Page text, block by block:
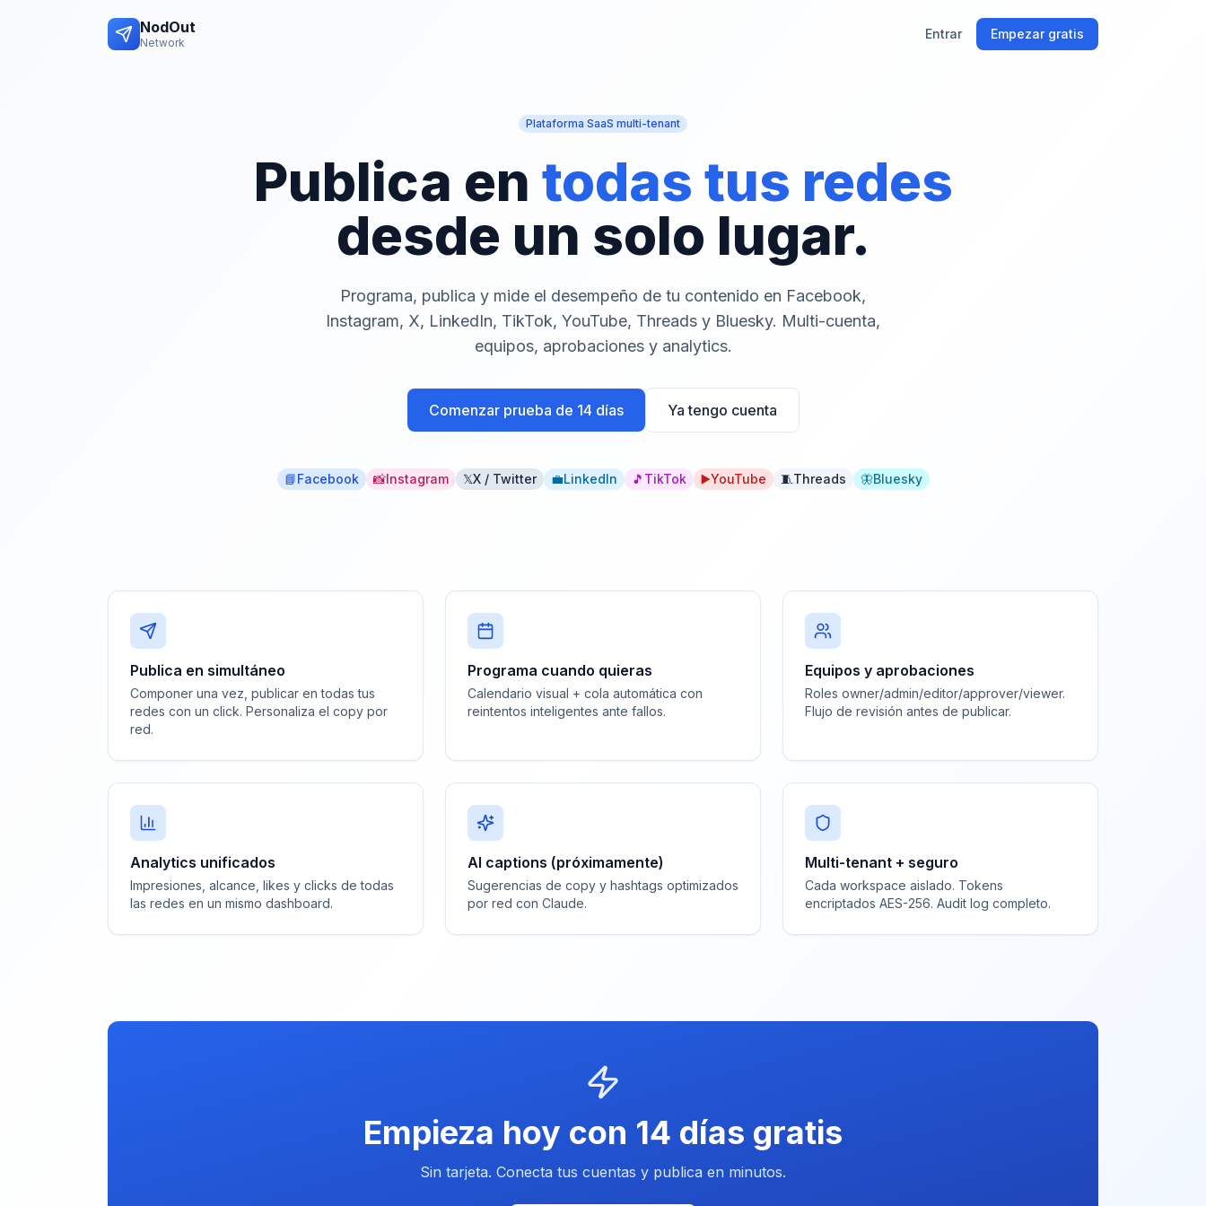
NodOut
Network
Entrar Empezar gratis
Plataforma SaaS multi-tenant
Publica en todas tus redes
desde un solo lugar.
Programa, publica y mide el desempeño de tu contenido en Facebook,
Instagram, X, LinkedIn, TikTok, YouTube, Threads y Bluesky. Multi-cuenta,
equipos, aprobaciones y analytics.
Comenzar prueba de 14 días Ya tengo cuenta
📘Facebook 📸Instagram 𝕏X / Twitter 💼LinkedIn 🎵 TikTok ▶️YouTube 🧵Threads 🦋Bluesky
Publica en simultáneo
Componer una vez, publicar en todas tus
redes con un click. Personaliza el copy por
red.
Programa cuando quieras
Calendario visual + cola automática con
reintentos inteligentes ante fallos.
Equipos y aprobaciones
Roles owner/admin/editor/approver/viewer.
Flujo de revisión antes de publicar.
Analytics unificados
Impresiones, alcance, likes y clicks de todas
las redes en un mismo dashboard.
AI captions (próximamente)
Sugerencias de copy y hashtags optimizados
por red con Claude.
Multi-tenant + seguro
Cada workspace aislado. Tokens
encriptados AES-256. Audit log completo.
Empieza hoy con 14 días gratis
Sin tarjeta. Conecta tus cuentas y publica en minutos.